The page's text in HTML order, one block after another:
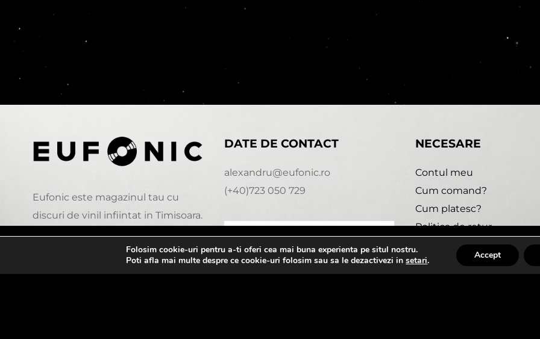
Eufonic este magazinul tau cu
discuri de vinil infiintat in Timisoara.
DATE DE CONTACT
alexandru@eufonic.ro
(+40)723 050 729
NECESARE
Contul meu
Cum comand?
Cum platesc?
Politica de retur
Urmareste comanda
Folosim cookie-uri pentru a-ti oferi cea mai buna experienta pe situl nostru.
Poti afla mai multe despre ce cookie-uri folosim sau sa le dezactivezi insetari. Accept
0:00 2:00